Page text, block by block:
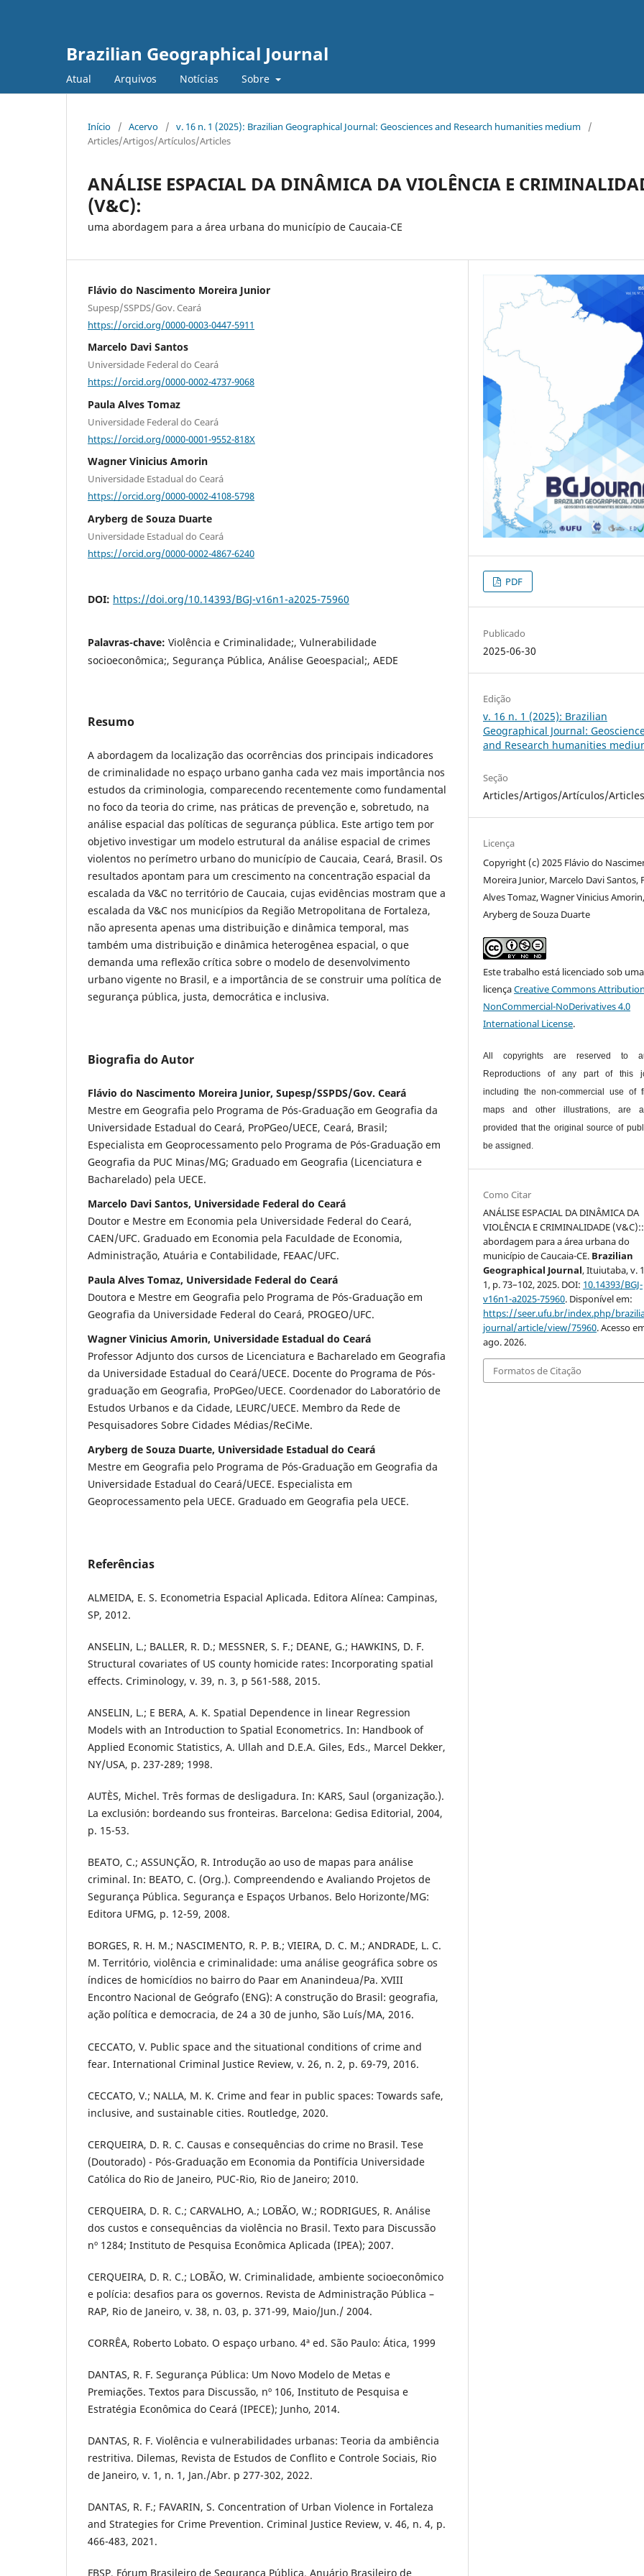
Brazilian Geographical Journal
Atual Arquivos Notícias Sobre
Início / Acervo / v. 16 n. 1 (2025): Brazilian Geographical Journal: Geosciences and Research humanities medium
/
Articles/Artigos/Artículos/Articles
ANÁLISE ESPACIAL DA DINÂMICA DA VIOLÊNCIA E
(V&C):
uma abordagem para a área urbana do município de Caucaia-CE
Flávio do Nascimento Moreira Junior
Supesp/SSPDS/Gov. Ceará
https://orcid.org/0000-0003-0447-5911
Marcelo Davi Santos
Universidade Federal do Ceará
https://orcid.org/0000-0002-4737-9068
Paula Alves Tomaz
Universidade Federal do Ceará
https://orcid.org/0000-0001-9552-818X
Wagner Vinicius Amorin
Universidade Estadual do Ceará
https://orcid.org/0000-0002-4108-5798
Aryberg de Souza Duarte
Universidade Estadual do Ceará
https://orcid.org/0000-0002-4867-6240
DOI: https://doi.org/10.14393/BGJ-v16n1-a2025-75960
Palavras-chave: Violência e Criminalidade;, Vulnerabilidade
socioeconômica;, Segurança Pública, Análise Geoespacial;, AEDE
Resumo
A abordagem da localização das ocorrências dos principais indicadores
de criminalidade no espaço urbano ganha cada vez mais importância nos
estudos da criminologia, comparecendo recentemente como fundamental
no foco da teoria do crime, nas práticas de prevenção e, sobretudo, na
análise espacial das políticas de segurança pública. Este artigo tem por
objetivo investigar um modelo estrutural da análise espacial de crimes
violentos no perímetro urbano do município de Caucaia, Ceará, Brasil. Os
resultados apontam para um crescimento na concentração espacial da
escalada da V&C no território de Caucaia, cujas evidências mostram que a
escalada da V&C nos municípios da Região Metropolitana de Fortaleza,
não apresenta apenas uma distribuição e dinâmica temporal, mas
também uma distribuição e dinâmica heterogênea espacial, o que
demanda uma reflexão crítica sobre o modelo de desenvolvimento
urbano vigente no Brasil, e a importância de se construir uma política de
segurança pública, justa, democrática e inclusiva.
Biografia do Autor
Flávio do Nascimento Moreira Junior, Supesp/SSPDS/Gov. Ceará
Mestre em Geografia pelo Programa de Pós-Graduação em Geografia da
Universidade Estadual do Ceará, ProPGeo/UECE, Ceará, Brasil;
Especialista em Geoprocessamento pelo Programa de Pós-Graduação em
Geografia da PUC Minas/MG; Graduado em Geografia (Licenciatura e
Bacharelado) pela UECE.
Marcelo Davi Santos, Universidade Federal do Ceará
Doutor e Mestre em Economia pela Universidade Federal do Ceará,
CAEN/UFC. Graduado em Economia pela Faculdade de Economia,
Administração, Atuária e Contabilidade, FEAAC/UFC.
Paula Alves Tomaz, Universidade Federal do Ceará
Doutora e Mestre em Geografia pelo Programa de Pós-Graduação em
Geografia da Universidade Federal do Ceará, PROGEO/UFC.
Wagner Vinicius Amorin, Universidade Estadual do Ceará
Professor Adjunto dos cursos de Licenciatura e Bacharelado em Geografia
da Universidade Estadual do Ceará/UECE. Docente do Programa de Pós-
graduação em Geografia, ProPGeo/UECE. Coordenador do Laboratório de
Estudos Urbanos e da Cidade, LEURC/UECE. Membro da Rede de
Pesquisadores Sobre Cidades Médias/ReCiMe.
Aryberg de Souza Duarte, Universidade Estadual do Ceará
Mestre em Geografia pelo Programa de Pós-Graduação em Geografia da
Universidade Estadual do Ceará/UECE. Especialista em
Geoprocessamento pela UECE. Graduado em Geografia pela UECE.
Referências
ALMEIDA, E. S. Econometria Espacial Aplicada. Editora Alínea: Campinas,
SP, 2012.
ANSELIN, L.; BALLER, R. D.; MESSNER, S. F.; DEANE, G.; HAWKINS, D. F.
Structural covariates of US county homicide rates: Incorporating spatial
effects. Criminology, v. 39, n. 3, p 561-588, 2015.
ANSELIN, L.; E BERA, A. K. Spatial Dependence in linear Regression
Models with an Introduction to Spatial Econometrics. In: Handbook of
Applied Economic Statistics, A. Ullah and D.E.A. Giles, Eds., Marcel Dekker,
NY/USA, p. 237-289; 1998.
AUTÈS, Michel. Três formas de desligadura. In: KARS, Saul (organização.).
La exclusión: bordeando sus fronteiras. Barcelona: Gedisa Editorial, 2004,
p. 15-53.
BEATO, C.; ASSUNÇÃO, R. Introdução ao uso de mapas para análise
criminal. In: BEATO, C. (Org.). Compreendendo e Avaliando Projetos de
Segurança Pública. Segurança e Espaços Urbanos. Belo Horizonte/MG:
Editora UFMG, p. 12-59, 2008.
BORGES, R. H. M.; NASCIMENTO, R. P. B.; VIEIRA, D. C. M.; ANDRADE, L. C.
M. Território, violência e criminalidade: uma análise geográfica sobre os
índices de homicídios no bairro do Paar em Ananindeua/Pa. XVIII
Encontro Nacional de Geógrafo (ENG): A construção do Brasil: geografia,
ação política e democracia, de 24 a 30 de junho, São Luís/MA, 2016.
CECCATO, V. Public space and the situational conditions of crime and
fear. International Criminal Justice Review, v. 26, n. 2, p. 69-79, 2016.
CECCATO, V.; NALLA, M. K. Crime and fear in public spaces: Towards safe,
inclusive, and sustainable cities. Routledge, 2020.
CERQUEIRA, D. R. C. Causas e consequências do crime no Brasil. Tese
(Doutorado) - Pós-Graduação em Economia da Pontifícia Universidade
Católica do Rio de Janeiro, PUC-Rio, Rio de Janeiro; 2010.
CERQUEIRA, D. R. C.; CARVALHO, A.; LOBÃO, W.; RODRIGUES, R. Análise
dos custos e consequências da violência no Brasil. Texto para Discussão
nº 1284; Instituto de Pesquisa Econômica Aplicada (IPEA); 2007.
CERQUEIRA, D. R. C.; LOBÃO, W. Criminalidade, ambiente socioeconômico
e polícia: desafios para os governos. Revista de Administração Pública –
RAP, Rio de Janeiro, v. 38, n. 03, p. 371-99, Maio/Jun./ 2004.
CORRÊA, Roberto Lobato. O espaço urbano. 4ª ed. São Paulo: Ática, 1999
DANTAS, R. F. Segurança Pública: Um Novo Modelo de Metas e
Premiações. Textos para Discussão, nº 106, Instituto de Pesquisa e
Estratégia Econômica do Ceará (IPECE); Junho, 2014.
DANTAS, R. F. Violência e vulnerabilidades urbanas: Teoria da ambiência
restritiva. Dilemas, Revista de Estudos de Conflito e Controle Sociais, Rio
de Janeiro, v. 1, n. 1, Jan./Abr. p 277-302, 2022.
DANTAS, R. F.; FAVARIN, S. Concentration of Urban Violence in Fortaleza
and Strategies for Crime Prevention. Criminal Justice Review, v. 46, n. 4, p.
466-483, 2021.
FBSP, Fórum Brasileiro de Segurança Pública. Anuário Brasileiro de
PDF
Publicado
2025-06-30
Edição
v. 16 n. 1 (2025): Brazilian
Geographical Journal:
and Research humanities
Seção
Articles/Artigos/Artículos/Articles
Licença
Copyright (c) 2025 Flávio do
Moreira Junior, Marcelo Davi Santos,
Alves Tomaz, Wagner Vinicius Amorin,
Aryberg de Souza Duarte
Este trabalho está licenciado sob uma
licençaCreative Commons
NonCommercial-NoDerivatives 4.0
International License.
All copyrights are reserved to
Reproductions of any part of this
including the non-commercial use of
maps and other illustrations, are
provided that the original source of
be assigned.
Como Citar
ANÁLISE ESPACIAL DA DINÂMICA DA
VIOLÊNCIA E CRIMINALIDADE
abordagem para a área urbana do
município de Caucaia-CE. Brazilian
Geographical Journal, Ituiutaba, v.
1, p. 73–102, 2025. DOI: 10.14393/BGJ-
v16n1-a2025-75960. Disponível em:
https://seer.ufu.br/index.php/
journal/article/view/75960. Acesso
ago. 2026.
Formatos de Citação